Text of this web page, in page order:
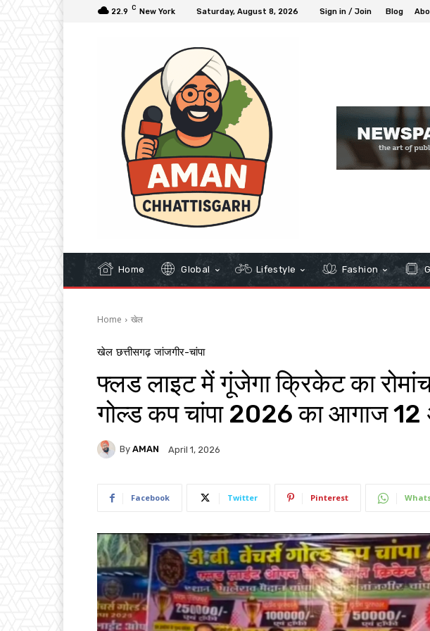
22.9 C New York Saturday, August 8, 2026 Sign in / Join Blog
Home Global Lifestyle Fashion
Home खेल
खेल छत्तीसगढ़ जांजगीर-चांपा
फ्लड लाइट में गूंजेगा क्रिकेट का
गोल्ड कप चांपा 2026 का आगाज
By AMAN April 1, 2026
Facebook Twitter Pinterest